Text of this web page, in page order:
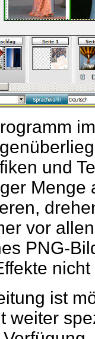
und
Menge
vor
PNG-
ist
weiter